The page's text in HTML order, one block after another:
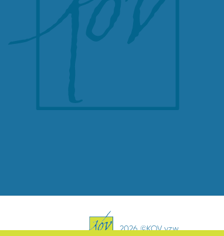
2026 ©KOV vzw